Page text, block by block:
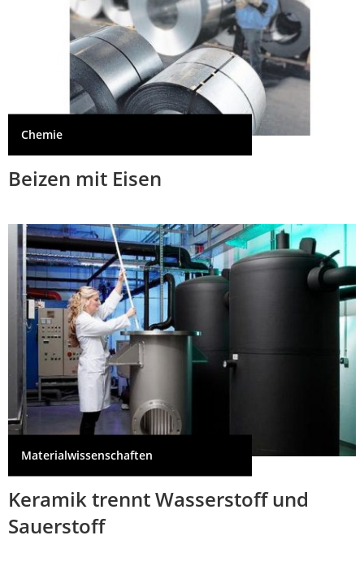
Chemie
Beizen mit Eisen
Materialwissenschaften
Keramik trennt Wasserstoff und
Sauerstoff